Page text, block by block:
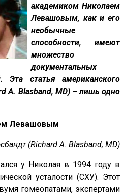
академиком Николаем
Левашовым, как и его
необычные
способности, имеют
множество
документальных
Эта статья американского
A. Blasband, MD) – лишь одно
Левашовым
(Richard A. Blasband, MD)
у Николая в 1994 году в
усталости (СХУ). Этот
гомеопатами, экспертами